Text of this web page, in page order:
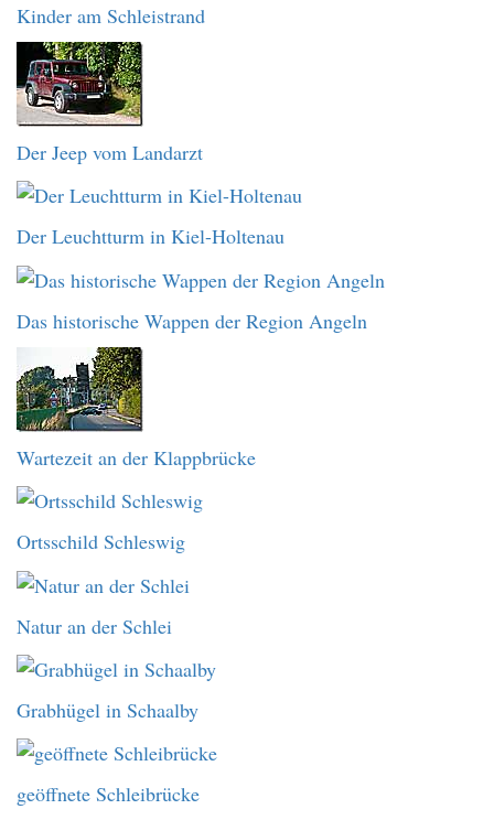
Kinder am Schleistrand
Der Jeep vom Landarzt
Der Leuchtturm in Kiel-Holtenau
Das historische Wappen der Region Angeln
Wartezeit an der Klappbrücke
Ortsschild Schleswig
Natur an der Schlei
Grabhügel in Schaalby
geöffnete Schleibrücke